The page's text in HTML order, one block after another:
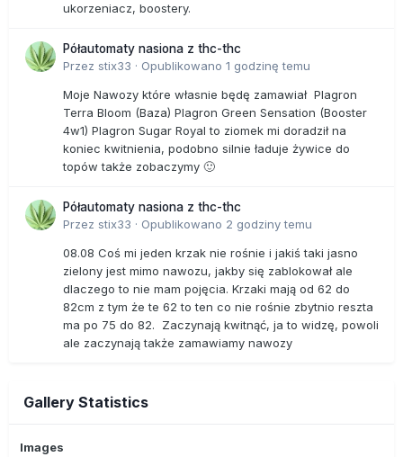
ukorzeniacz, boostery.
Półautomaty nasiona z thc-thc
Przez stix33 · Opublikowano 1 godzinę temu
Moje Nawozy które własnie będę zamawiał Plagron
Terra Bloom (Baza) Plagron Green Sensation (Booster
4w1) Plagron Sugar Royal to ziomek mi doradził na
koniec kwitnienia, podobno silnie ładuje żywice do
topów także zobaczymy 🙂
Półautomaty nasiona z thc-thc
Przez stix33 · Opublikowano 2 godziny temu
08.08 Coś mi jeden krzak nie rośnie i jakiś taki jasno
zielony jest mimo nawozu, jakby się zablokował ale
dlaczego to nie mam pojęcia. Krzaki mają od 62 do
82cm z tym że te 62 to ten co nie rośnie zbytnio reszta
ma po 75 do 82. Zaczynają kwitnąć, ja to widzę, powoli
ale zaczynają także zamawiamy nawozy
Gallery Statistics
Images